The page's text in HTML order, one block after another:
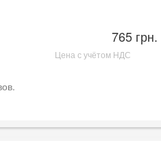
765 грн.
Цена с учётом НДС